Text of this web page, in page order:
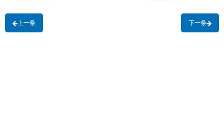
上一条 下一条